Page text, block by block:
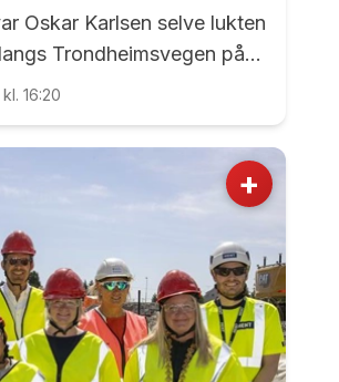
Oskar Karlsen selve lukten
Trondheimsvegen på
16:20
+